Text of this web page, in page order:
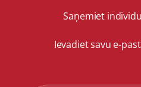
Saņemiet
Ievadiet savu e-